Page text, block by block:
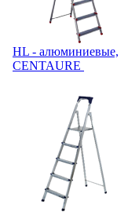
HL - алюминиевые,
CENTAURE